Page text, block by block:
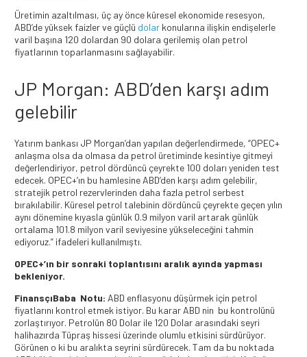
Üretimin azaltılması, üç ay önce küresel ekonomide resesyon,
ABD’de yüksek faizler ve güçlü dolar konularına ilişkin endişelerle
varil başına 120 dolardan 90 dolara gerilemiş olan petrol
fiyatlarının toparlanmasını sağlayabilir.
JP Morgan: ABD’den karşı adım
gelebilir
Yatırım bankası JP Morgan’dan yapılan değerlendirmede, “OPEC+
anlaşma olsa da olmasa da petrol üretiminde kesintiye gitmeyi
değerlendiriyor, petrol dördüncü çeyrekte 100 doları yeniden test
edecek. OPEC+’ın bu hamlesine ABD’den karşı adım gelebilir,
stratejik petrol rezervlerinden daha fazla petrol serbest
bırakılabilir. Küresel petrol talebinin dördüncü çeyrekte geçen yılın
aynı dönemine kıyasla günlük 0.9 milyon varil artarak günlük
ortalama 101.8 milyon varil seviyesine yükseleceğini tahmin
ediyoruz.” ifadeleri kullanılmıştı.
OPEC+’ın bir sonraki toplantısını aralık ayında yapması
bekleniyor.
FinansçıBaba Notu: ABD enflasyonu düşürmek için petrol
fiyatlarını kontrol etmek istiyor. Bu karar ABD nin bu kontrolünü
zorlaştırıyor. Petrolün 80 Dolar ile 120 Dolar arasındaki seyri
halihazırda Tüpraş hissesi üzerinde olumlu etkisini sürdürüyor.
Görünen o ki bu aralıkta seyrini sürdürecek. Tam da bu noktada